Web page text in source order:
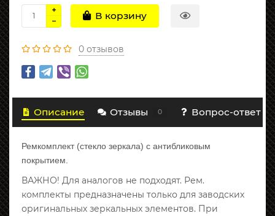
В корзину
0 отзывов
Описание Отзывы 0 Вопрос-ответ 0
Ремкомплект (стекло зеркала) с антибликовым
покрытием.
ВАЖНО! Для аналогов не подходят. Рем.
комплекты предназначены только для заводских
оригинальных зеркальных элементов. При